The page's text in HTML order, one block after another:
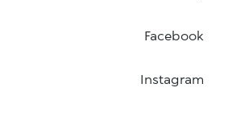
Facebook
Instagram